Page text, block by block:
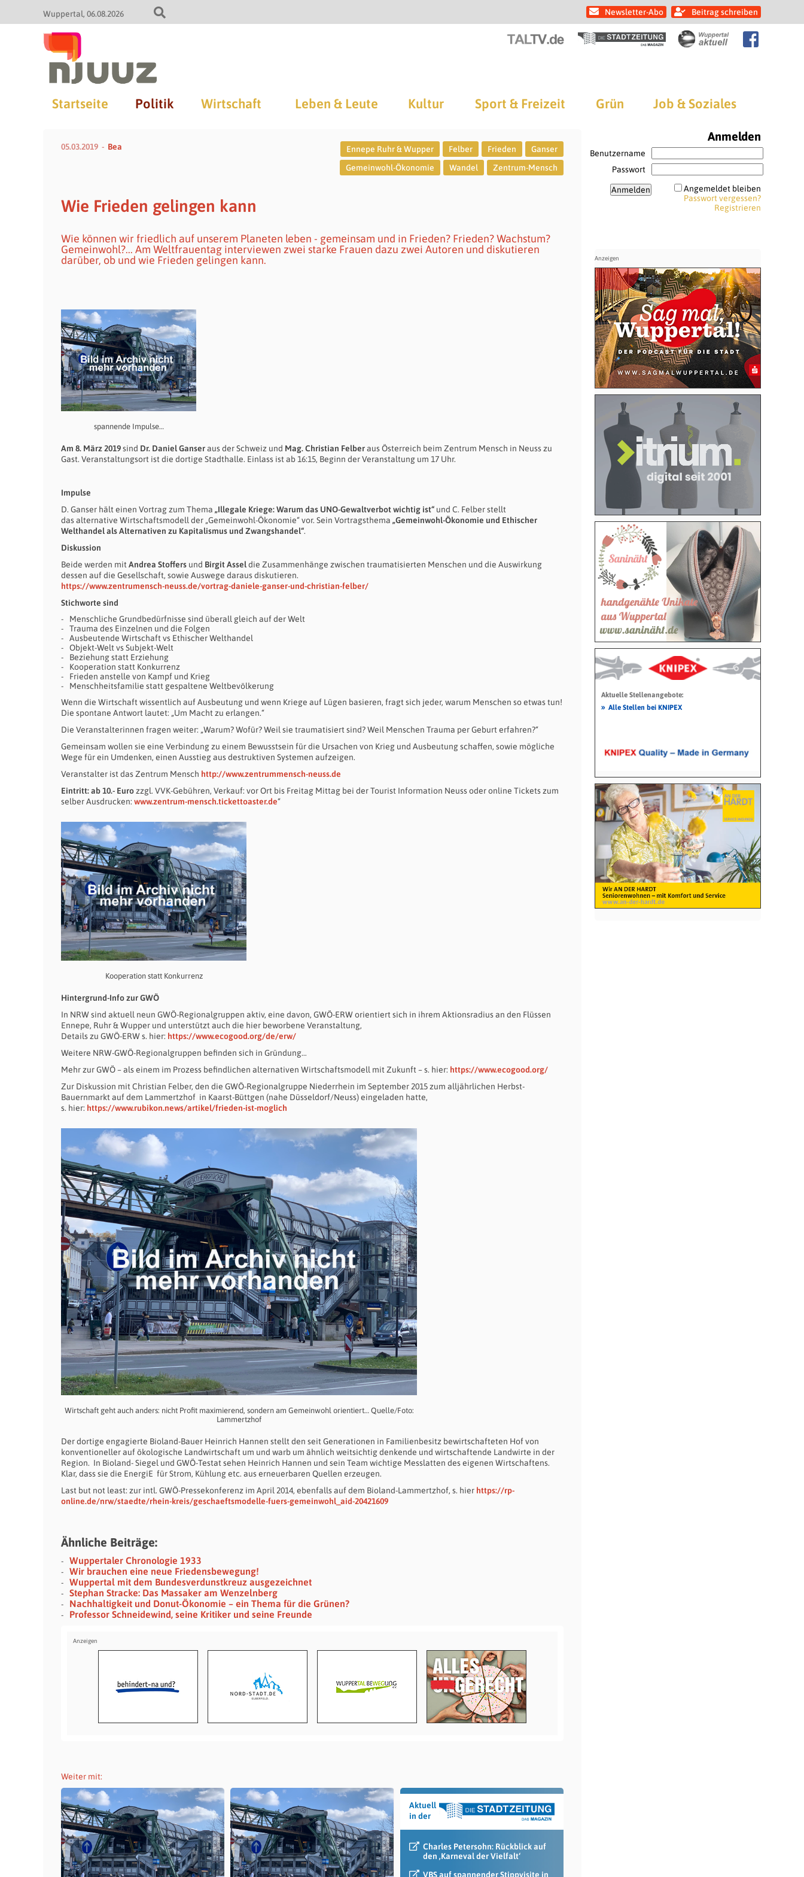
Wuppertal 06.08.2026 Newsletter-Abo Beitrag schreiben
Startseite Politik Wirtschaft Leben & Leute Kultur Sport & Freizeit Grün Job & Soziales
05.03.2019 Bea Ennepe Ruhr & Wupper Felber Frieden
Ganser
Gemeinwohl-Ökonomie
Wandel Zentrum-Mensch
Wie Frieden gelingen kann
Wie können wir friedlich auf unserem Planeten leben - gemeinsam und in Frieden? Frieden? Wachstum?
Gemeinwohl?... Am Weltfrauentag interviewen zwei starke Frauen dazu zwei Autoren und diskutieren
darüber, ob und wie Frieden gelingen kann.
spannende Impulse…
Am 8. März 2019sind Dr. Daniel Ganseraus der Schweiz und Mag. Christian Felberaus Österreich beim Zentrum Mensch in Neuss zu
Gast. Veranstaltungsort ist die dortige Stadthalle. Einlass ist ab 16:15, Beginn der Veranstaltung um 17 Uhr.
Impulse
D. Ganser hält einen Vortrag zum Thema „Illegale Kriege: Warum das UNO-Gewaltverbot wichtig ist“ und C. Felber stellt
das alternative Wirtschaftsmodell der „Gemeinwohl-Ökonomie“ vor. Sein Vortragsthema „Gemeinwohl-Ökonomie und Ethischer
Welthandel als Alternativen zu Kapitalismus und Zwangshandel“.
Diskussion
Beide werden mit Andrea Stoffers und Birgit Asseldie Zusammenhänge zwischen traumatisierten Menschen und die Auswirkung
dessen auf die Gesellschaft, sowie Auswege daraus diskutieren.
https://www.zentrumensch-neuss.de/vortrag-daniele-ganser-und-christian-felber/
Stichworte sind
Menschliche Grundbedürfnisse sind überall gleich auf der Welt
Trauma des Einzelnen und die Folgen
Ausbeutende Wirtschaft vs Ethischer Welthandel
Objekt-Welt vs Subjekt-Welt
Beziehung statt Erziehung
Kooperation statt Konkurrenz
Frieden anstelle von Kampf und Krieg
Menschheitsfamilie statt gespaltene Weltbevölkerung
Wenn die Wirtschaft wissentlich auf Ausbeutung und wenn Kriege auf Lügen basieren, fragt sich jeder, warum Menschen so etwas tun!
Die spontane Antwort lautet: „Um Macht zu erlangen.“
Die Veranstalterinnen fragen weiter: „Warum? Wofür? Weil sie traumatisiert sind? Weil Menschen Trauma per Geburt erfahren?“
Gemeinsam wollen sie eine Verbindung zu einem Bewusstsein für die Ursachen von Krieg und Ausbeutung schaffen, sowie mögliche
Wege für ein Umdenken, einen Ausstieg aus destruktiven Systemen aufzeigen.
Veranstalter ist das Zentrum Mensch http://www.zentrummensch-neuss.de
Eintritt: ab 10.- Euro zzgl. VVK-Gebühren, Verkauf: vor Ort bis Freitag Mittag bei der Tourist Information Neuss oder online Tickets zum
selber Ausdrucken: www.zentrum-mensch.tickettoaster.de“
Kooperation statt Konkurrenz
Hintergrund-Info zur GWÖ
In NRW sind aktuell neun GWÖ-Regionalgruppen aktiv, eine davon, GWÖ-ERW orientiert sich in ihrem Aktionsradius an den Flüssen
Ennepe, Ruhr & Wupper und unterstützt auch die hier beworbene Veranstaltung,
Details zu GWÖ-ERW s. hier: https://www.ecogood.org/de/erw/
Weitere NRW-GWÖ-Regionalgruppen befinden sich in Gründung…
Mehr zur GWÖ – als einem im Prozess befindlichen alternativen Wirtschaftsmodell mit Zukunft – s. hier: https://www.ecogood.org/
Zur Diskussion mit Christian Felber, den die GWÖ-Regionalgruppe Niederrhein im September 2015 zum alljährlichen Herbst-
Bauernmarkt auf dem Lammertzhof in Kaarst-Büttgen (nahe Düsseldorf/Neuss) eingeladen hatte,
s. hier: https://www.rubikon.news/artikel/frieden-ist-moglich
Wirtschaft geht auch anders: nicht Profit maximierend, sondern am Gemeinwohl orientiert… Quelle/Foto:
Lammertzhof
Der dortige engagierte Bioland-Bauer Heinrich Hannen stellt den seit Generationen in Familienbesitz bewirtschafteten Hof von
konventioneller auf ökologische Landwirtschaft um und warb um ähnlich weitsichtig denkende und wirtschaftende Landwirte in der
Region. In Bioland- Siegel und GWÖ-Testat sehen Heinrich Hannen und sein Team wichtige Messlatten des eigenen Wirtschaftens.
Klar, dass sie die EnergiE für Strom, Kühlung etc. aus erneuerbaren Quellen erzeugen.
Last but not least: zur intl. GWÖ-Pressekonferenz im April 2014, ebenfalls auf dem Bioland-Lammertzhof, s. hier https://rp-
online.de/nrw/staedte/rhein-kreis/geschaeftsmodelle-fuers-gemeinwohl_aid-20421609
Ähnliche Beiträge:
Wuppertaler Chronologie 1933
Wir brauchen eine neue Friedensbewegung!
Wuppertal mit dem Bundesverdunstkreuz ausgezeichnet
Stephan Stracke: Das Massaker am Wenzelnberg
Nachhaltigkeit und Donut-Ökonomie – ein Thema für die Grünen?
Professor Schneidewind, seine Kritiker und seine Freunde
Weiter mit:
Aktuell
in der
Charles Petersohn: Rückblick auf
den ‚Karneval der Vielfalt‘
VBS auf spannender Stippvisite in
Anmelden
Benutzername
Passwort
Angemeldet bleiben
Passwort vergessen?
Registrieren
Aktuelle Stellenangebote:
» Alle Stellen bei KNIPEX